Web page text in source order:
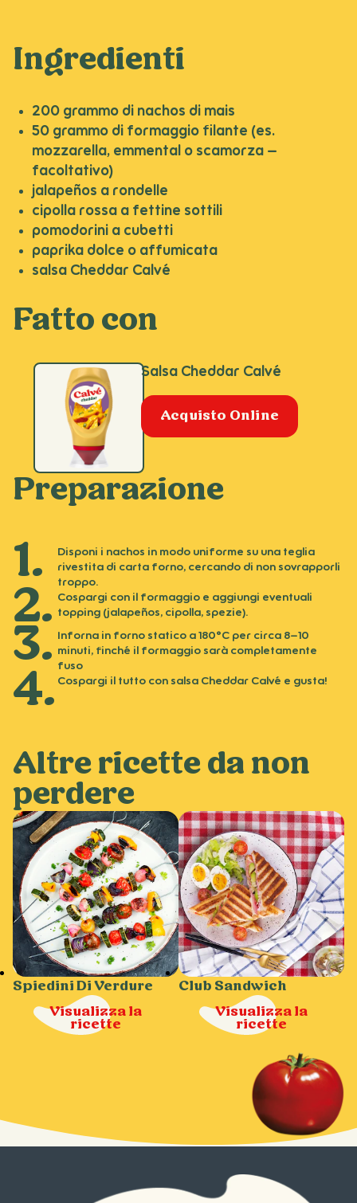
Ingredienti
200 grammo di nachos di mais
50 grammo di formaggio filante (es.
mozzarella, emmental o scamorza –
facoltativo)
jalapeños a rondelle
cipolla rossa a fettine sottili
pomodorini a cubetti
paprika dolce o affumicata
salsa Cheddar Calvé
Fatto con
Salsa Cheddar Calvé
Acquisto Online
Preparazione
Disponi i nachos in modo uniforme su una teglia
rivestita di carta forno, cercando di non sovrapporli
troppo.
Cospargi con il formaggio e aggiungi eventuali
topping (jalapeños, cipolla, spezie).
Inforna in forno statico a 180°C per circa 8–10
minuti, finché il formaggio sarà completamente
fuso
Cospargi il tutto con salsa Cheddar Calvé e gusta!
Altre ricette da non
perdere
Spiedini Di Verdure
Visualizza la
ricette
Club Sandwich
Visualizza la
ricette